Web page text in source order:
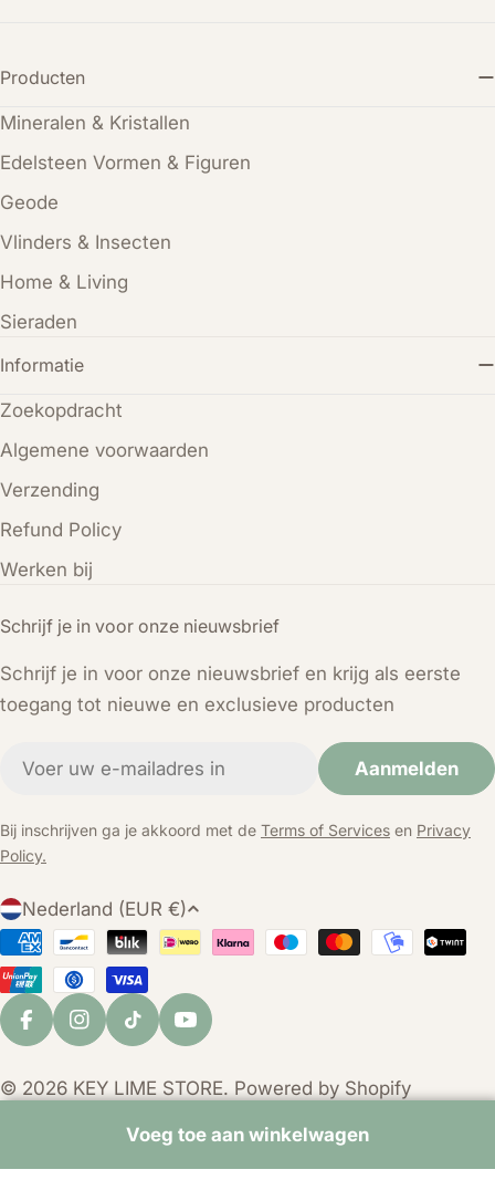
Schrijf je in voor onze nieuwsbrief
Schrijf je in voor onze nieuwsbrief en krijg als eerste
toegang tot nieuwe en exclusieve producten
Aanmelden
Bij inschrijven ga je akkoord met de Terms of Services en Privacy
Policy.
Producten
Mineralen & Kristallen
Edelsteen Vormen & Figuren
Geode
Vlinders & Insecten
Home & Living
Sieraden
Informatie
Zoekopdracht
Algemene voorwaarden
Verzending
Refund Policy
Werken bij
L
a
n
d
/
e
g
o
Nederland (EUR €)
Betaalmethoden
FacebookInstagram
TikTokYouTube
© 2026 KEY LIME STORE. Powered by Shopify
Voeg toe aan winkelwagen